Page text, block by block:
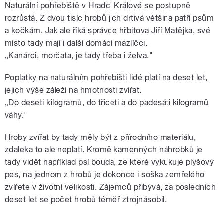
Naturální pohřebiště v Hradci Králové se postupně
rozrůstá. Z dvou tisíc hrobů jich drtivá většina patří psům
a kočkám. Jak ale říká správce hřbitova Jiří Matějka, své
místo tady mají i další domácí mazlíčci.
„Kanárci, morčata, je tady třeba i želva."
Poplatky na naturálním pohřebišti lidé platí na deset let,
jejich výše záleží na hmotnosti zvířat.
„Do deseti kilogramů, do třiceti a do padesáti kilogramů
váhy."
Hroby zvířat by tady měly být z přírodního materiálu,
zdaleka to ale neplatí. Kromě kamenných náhrobků je
tady vidět například psí bouda, ze které vykukuje plyšový
pes, na jednom z hrobů je dokonce i soška zemřelého
zvířete v životní velikosti. Zájemců přibývá, za posledních
deset let se počet hrobů téměř ztrojnásobil.